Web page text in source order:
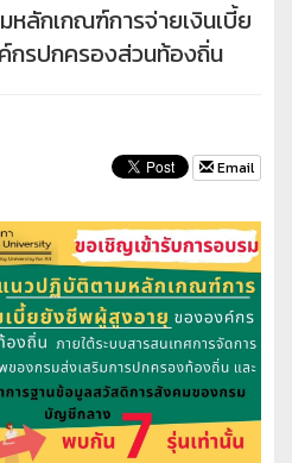
ลักเกณฑ์การจ่ายเงินเบี้ย
รปกครองส่วนท้องถิ่น
Email